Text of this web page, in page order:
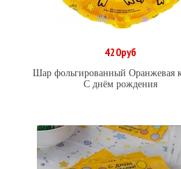
В корзину
420руб
Шар фольгированный Оранжевая
С днём рождения